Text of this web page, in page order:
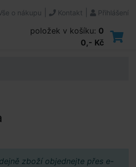
o nákupu Kontakt Přihlášení
položek v košíku: 0
0,- Kč
zboží objednejte přes e-